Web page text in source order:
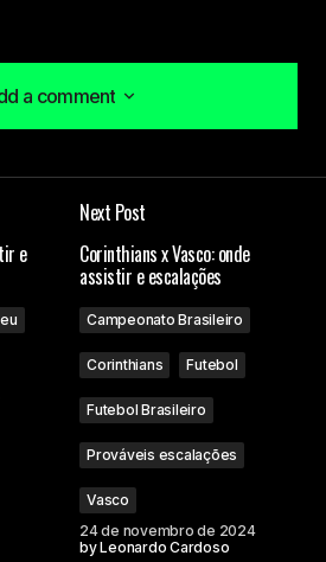
a comment
a comment
são marcados com*
e
Next Post
Corinthians x Vasco: onde
assistir e escalações
Campeonato Brasileiro
Corinthians Futebol
Futebol Brasileiro
Prováveis escalações
Vasco
24 de novembro de 2024
byLeonardo Cardoso